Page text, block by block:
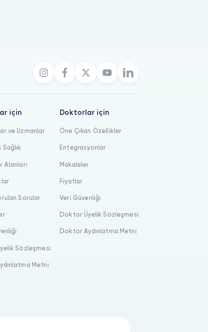
için
ve Uzmanlar
Alanları
Sorular
Sözleşmesi
Metni
Doktorlar için
Öne Çıkan Özellikler
Entegrasyonlar
Makaleler
Fiyatlar
Veri Güvenliği
Doktor Üyelik Sözleşmesi
Doktor Aydınlatma Metni